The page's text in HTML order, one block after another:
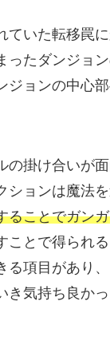
ていた転移罠
ったダンジョ
ジョンの中心部
の掛け合いが
ションは魔法
ることでガン
ことで得られ
る項目があり
き気持ち良かっ